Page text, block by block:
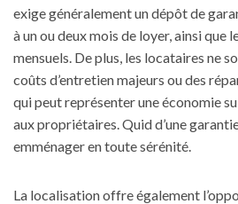
exige généralement un dépôt de
à un ou deux mois de loyer, ainsi que
mensuels. De plus, les locataires ne
coûts d’entretien majeurs ou des
qui peut représenter une économie
aux propriétaires. Quid d’une
emménager en toute sérénité.
La localisation offre également